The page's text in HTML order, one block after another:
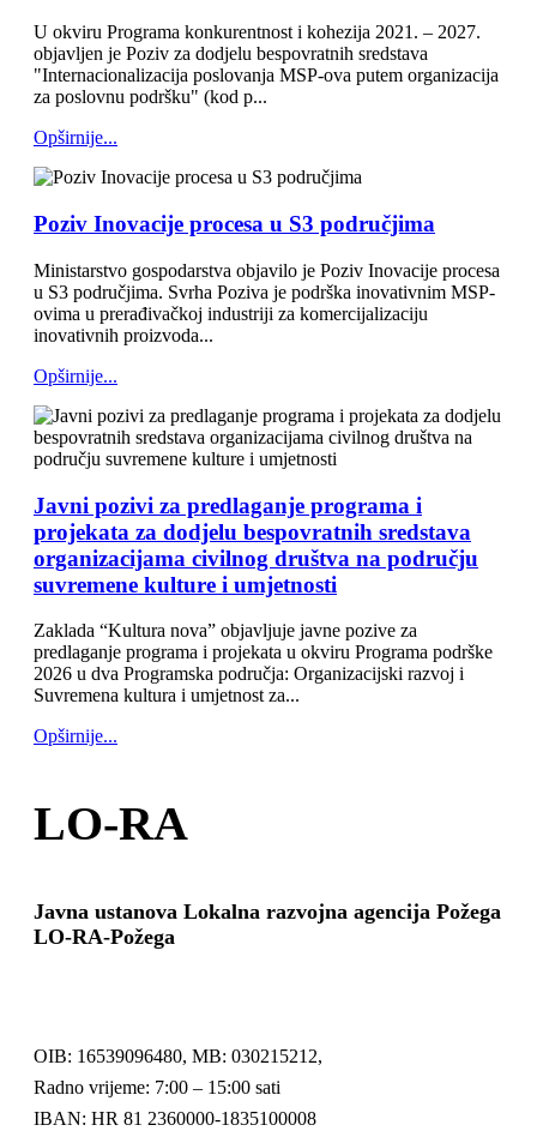
U okviru Programa konkurentnost i kohezija 2021. – 2027.
objavljen je Poziv za dodjelu bespovratnih sredstava
"Internacionalizacija poslovanja MSP-ova putem organizacija
za poslovnu podršku" (kod p...
Opširnije...
Poziv Inovacije procesa u S3 područjima
Ministarstvo gospodarstva objavilo je Poziv Inovacije procesa
u S3 područjima. Svrha Poziva je podrška inovativnim MSP-
ovima u prerađivačkoj industriji za komercijalizaciju
inovativnih proizvoda...
Opširnije...
Javni pozivi za predlaganje programa i
projekata za dodjelu bespovratnih sredstava
organizacijama civilnog društva na području
suvremene kulture i umjetnosti
Zaklada “Kultura nova” objavljuje javne pozive za
predlaganje programa i projekata u okviru Programa podrške
2026 u dva Programska područja: Organizacijski razvoj i
Suvremena kultura i umjetnost za...
Opširnije...
LO-RA
Javna ustanova Lokalna razvojna agencija Požega
LO-RA-Požega
OIB: 16539096480, MB: 030215212,
Radno vrijeme: 7:00 – 15:00 sati
IBAN: HR 81 2360000-1835100008